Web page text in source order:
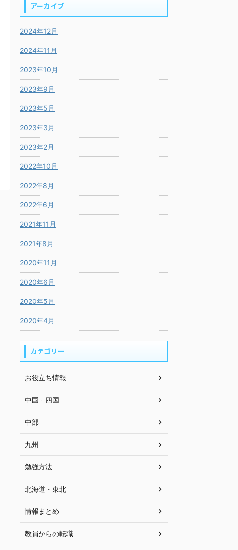
アーカイブ
2024年12月
2024年11月
2023年10月
2023年9月
2023年5月
2023年3月
2023年2月
2022年10月
2022年8月
2022年6月
2021年11月
2021年8月
2020年11月
2020年6月
2020年5月
2020年4月
カテゴリー
お役立ち情報
中国・四国
中部
九州
勉強方法
北海道・東北
情報まとめ
教員からの転職